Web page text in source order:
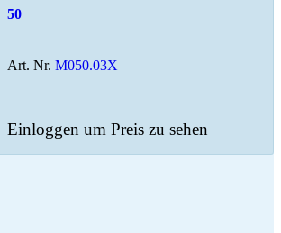
50
Art. Nr. M050.03X
Einloggen um Preis zu sehen